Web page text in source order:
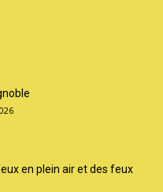
en plein air et des feux